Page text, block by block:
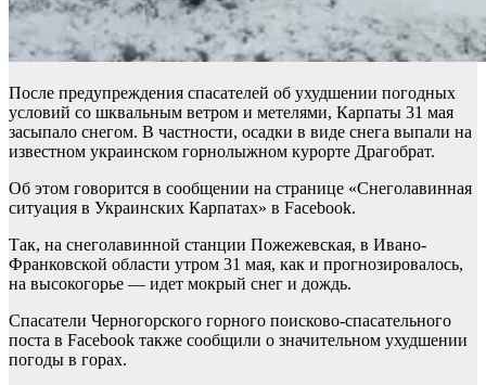
После предупреждения спасателей об ухудшении погодных
условий со шквальным ветром и метелями, Карпаты 31 мая
засыпало снегом. В частности, осадки в виде снега выпали на
известном украинском горнолыжном курорте Драгобрат.
Об этом говорится в сообщении на странице «Снеголавинная
ситуация в Украинских Карпатах» в Facebook.
Так, на снеголавинной станции Пожежевская, в Ивано-
Франковской области утром 31 мая, как и прогнозировалось,
на высокогорье — идет мокрый снег и дождь.
Спасатели Черногорского горного поисково-спасательного
поста в Facebook также сообщили о значительном ухудшении
погоды в горах.